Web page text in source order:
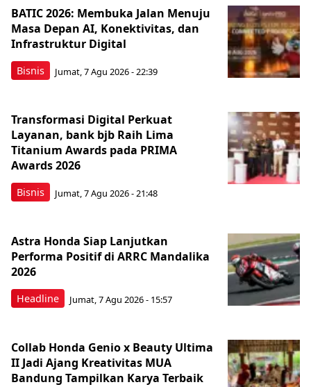
Bisnis
BATIC 2026: Membuka Jalan Menuju
Masa Depan AI, Konektivitas, dan
Infrastruktur Digital
Jumat, 7 Agu 2026 - 22:39
Bisnis
Transformasi Digital Perkuat
Layanan, bank bjb Raih Lima
Titanium Awards pada PRIMA
Awards 2026
Jumat, 7 Agu 2026 - 21:48
Headline
Astra Honda Siap Lanjutkan
Performa Positif di ARRC Mandalika
2026
Jumat, 7 Agu 2026 - 15:57
Collab Honda Genio x Beauty Ultima
II Jadi Ajang Kreativitas MUA
Bandung Tampilkan Karya Terbaik